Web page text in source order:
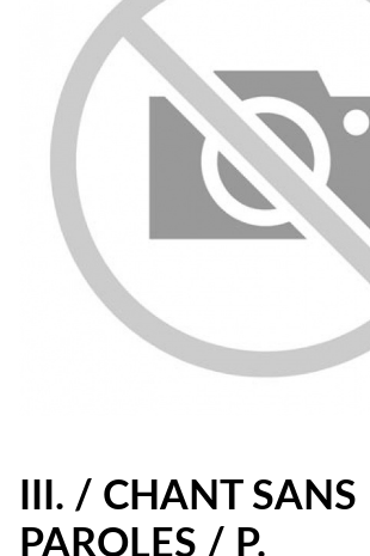
III. / CHANT SANS
PAROLES / P.